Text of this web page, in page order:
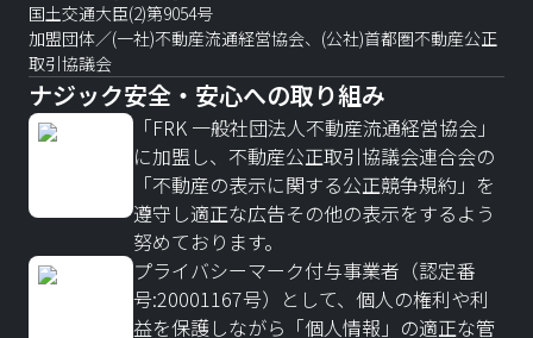
国土交通大臣(2)第9054号
加盟団体／(一社)不動産流通経営協会、(公社)首都圏不動産公正
取引協議会
ナジック安全・安心への取り組み
「FRK 一般社団法人不動産流通経営協会」
に加盟し、不動産公正取引協議会連合会の
「不動産の表示に関する公正競争規約」を
遵守し適正な広告その他の表示をするよう
努めております。
プライバシーマーク付与事業者（認定番
号:20001167号）として、個人の権利や利
益を保護しながら「個人情報」の適正な管